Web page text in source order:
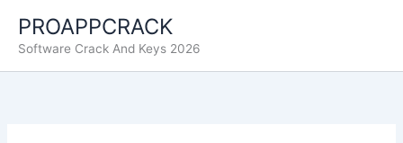
content
PROAPPCRACK
Software Crack And Keys 2026